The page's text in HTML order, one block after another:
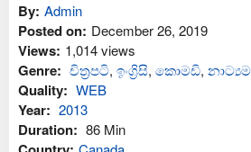
By: Admin
Posted on: December 26, 2019
Views: 1,014 views
Genre: චිත්‍රපටි, ඉංග්‍රිසි, කොමඩි,
Quality: WEB
Year: 2013
Duration: 86 Min